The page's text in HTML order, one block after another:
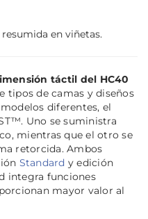
en viñetas.
táctil del HC40
tipos de camas y diseños
diferentes, el
Uno se suministra
mientras que el otro se
retorcida. Ambos
Standard y edición
integra funciones
mayor valor al